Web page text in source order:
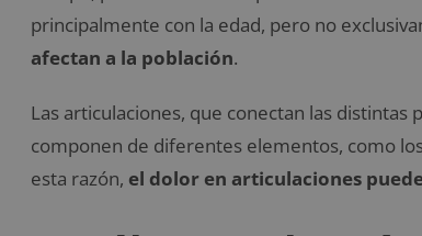
principalmente con la edad, pero no
afectan a la población.
Las articulaciones, que conectan las
componen de diferentes elementos, como
esta razón, el dolor en articulaciones